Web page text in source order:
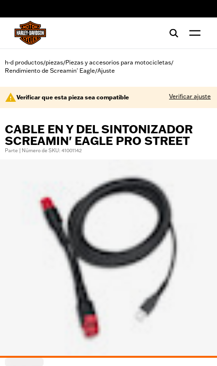
h-d productos/piezas/Piezas y accesorios para motocicletas/
Rendimiento de Screamin' Eagle/Ajuste
Verificar que esta pieza sea compatible Verificar ajuste
CABLE EN Y DEL SINTONIZADOR
SCREAMIN' EAGLE PRO STREET
Parte | Número de SKU: 41001142